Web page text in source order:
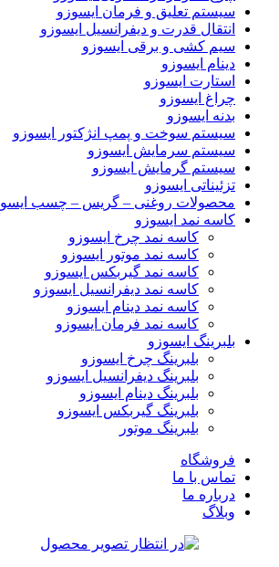
سیستم تعلیق و فرمان ایسوزو
انتقال قدرت و دیفرانسیل ایسوزو
سیم کشی و برقی ایسوزو
دینام ایسوزو
استارت ایسوزو
چراغ ایسوزو
بدنه ایسوزو
سیستم سوخت و پمپ انژکتور ایسوزو
سیستم سرمایش ایسوزو
سیستم گرمایش ایسوزو
تزئیناتی ایسوزو
محصولات روغنی – گریس – چسب
کاسه نمد ایسوزو
کاسه نمد چرخ ایسوزو
کاسه نمد موتور ایسوزو
کاسه نمد گیربکس ایسوزو
کاسه نمد دیفرانسیل ایسوزو
کاسه نمد دینام ایسوزو
کاسه نمد فرمان ایسوزو
بلبرینگ ایسوزو
بلبرینگ چرخ ایسوزو
بلبرینگ دیفرانسیل ایسوزو
بلبرینگ دینام ایسوزو
بلبرینگ گیربکس ایسوزو
بلبرینگ موتور
فروشگاه
تماس با ما
درباره ما
وبلاگ